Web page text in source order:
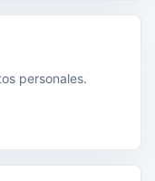
personales.